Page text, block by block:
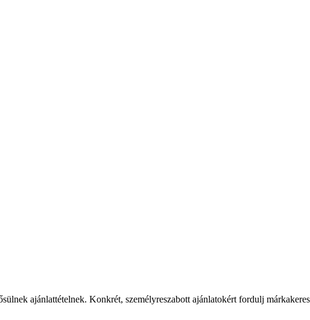
ajánlattételnek. Konkrét, személyreszabott ajánlatokért fordulj